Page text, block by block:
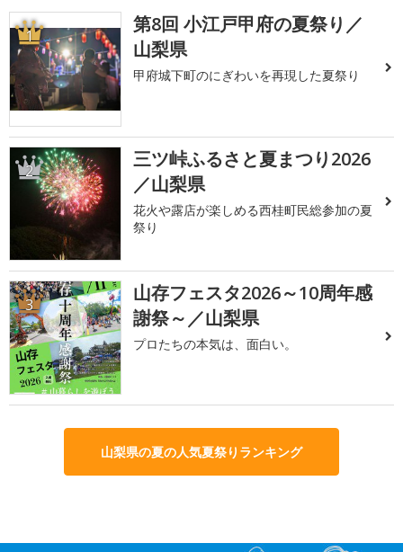
1
第8回 小江戸甲府の夏祭り／
山梨県
甲府城下町のにぎわいを再現した夏祭り
2
三ツ峠ふるさと夏まつり2026
／山梨県
花火や露店が楽しめる西桂町民総参加の夏
祭り
3
山存フェスタ2026～10周年感
謝祭～／山梨県
プロたちの本気は、面白い。
山梨県の夏の人気夏祭りランキング